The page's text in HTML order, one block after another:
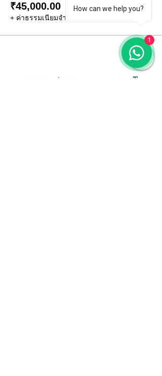
₹45,000.00
+ ค่าธรรมเนียมจำหน่ายบัตร ₹1,125.00
How can we help you?
1